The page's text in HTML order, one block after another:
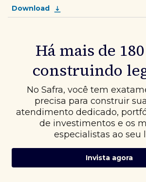
Download
Há mais de
construindo
No Safra, você tem
precisa para construir
atendimento dedicado,
de investimentos e os
especialistas ao seu
Invista agora